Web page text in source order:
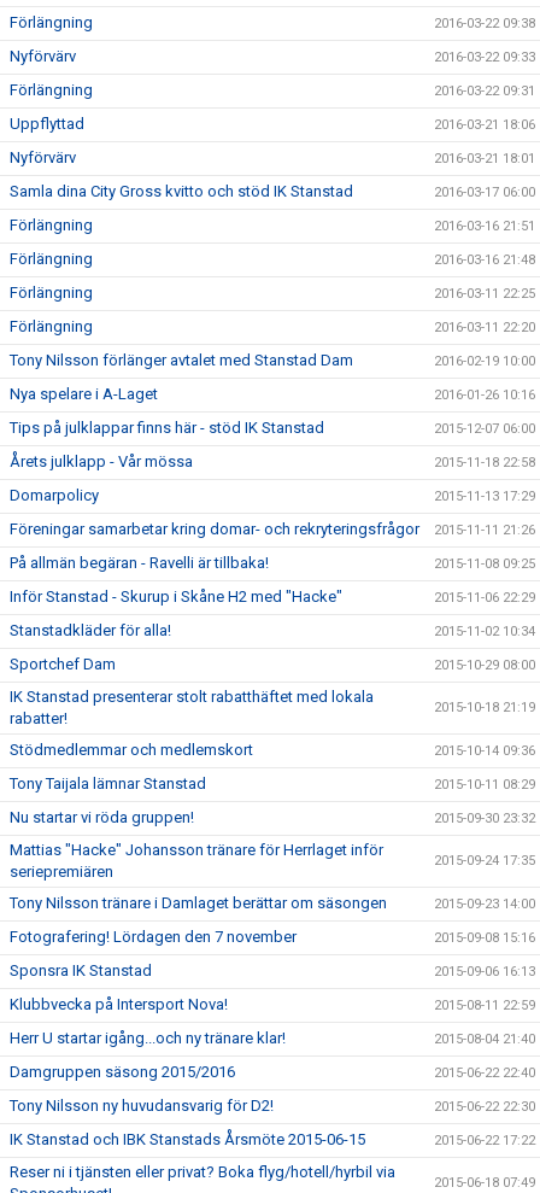
Förlängning 2016-03-22 09:38
Nyförvärv 2016-03-22 09:33
Förlängning 2016-03-22 09:31
Uppflyttad 2016-03-21 18:06
Nyförvärv 2016-03-21 18:01
Samla dina City Gross kvitto och stöd IK Stanstad 2016-03-17 06:00
Förlängning 2016-03-16 21:51
Förlängning 2016-03-16 21:48
Förlängning 2016-03-11 22:25
Förlängning 2016-03-11 22:20
Tony Nilsson förlänger avtalet med Stanstad Dam 2016-02-19 10:00
Nya spelare i A-Laget 2016-01-26 10:16
Tips på julklappar finns här - stöd IK Stanstad 2015-12-07 06:00
Årets julklapp - Vår mössa 2015-11-18 22:58
Domarpolicy 2015-11-13 17:29
Föreningar samarbetar kring domar- och rekryteringsfrågor 2015-11-11 21:26
På allmän begäran - Ravelli är tillbaka! 2015-11-08 09:25
Inför Stanstad - Skurup i Skåne H2 med "Hacke" 2015-11-06 22:29
Stanstadkläder för alla! 2015-11-02 10:34
Sportchef Dam 2015-10-29 08:00
IK Stanstad presenterar stolt rabatthäftet med lokala
rabatter!
2015-10-18 21:19
Stödmedlemmar och medlemskort 2015-10-14 09:36
Tony Taijala lämnar Stanstad 2015-10-11 08:29
Nu startar vi röda gruppen! 2015-09-30 23:32
Mattias "Hacke" Johansson tränare för Herrlaget inför
seriepremiären
2015-09-24 17:35
Tony Nilsson tränare i Damlaget berättar om säsongen 2015-09-23 14:00
Fotografering! Lördagen den 7 november 2015-09-08 15:16
Sponsra IK Stanstad 2015-09-06 16:13
Klubbvecka på Intersport Nova! 2015-08-11 22:59
Herr U startar igång...och ny tränare klar! 2015-08-04 21:40
Damgruppen säsong 2015/2016 2015-06-22 22:40
Tony Nilsson ny huvudansvarig för D2! 2015-06-22 22:30
IK Stanstad och IBK Stanstads Årsmöte 2015-06-15 2015-06-22 17:22
Reser ni i tjänsten eller privat? Boka flyg/hotell/hyrbil via
2015-06-18 07:49